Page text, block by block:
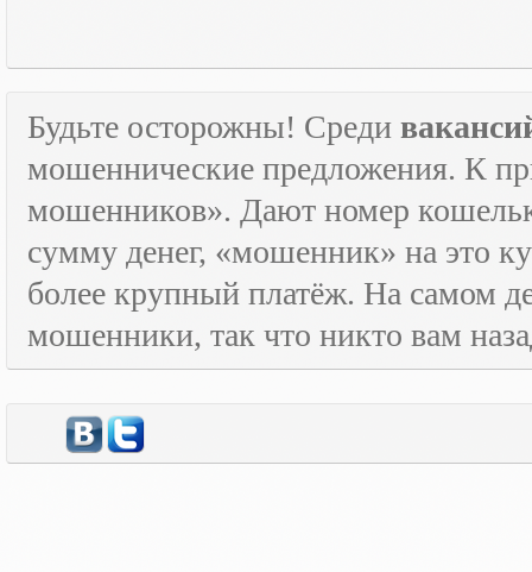
Будьте осторожны! Среди
мошеннические предложения. К
мошенников». Дают номер
сумму денег, «мошенник» на это
более крупный платёж. На самом
мошенники, так что никто вам